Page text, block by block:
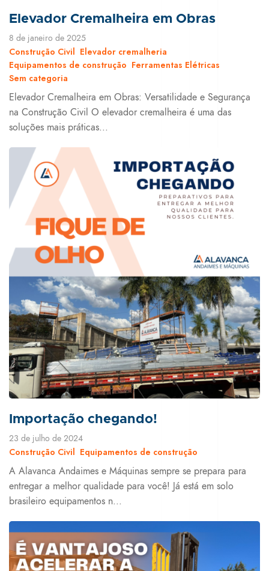
Elevador Cremalheira em Obras
8 de janeiro de 2025
Construção Civil Elevador cremalheria
Equipamentos de construção Ferramentas Elétricas
Sem categoria
Elevador Cremalheira em Obras: Versatilidade e Segurança
na Construção Civil O elevador cremalheira é uma das
soluções mais práticas...
Importação chegando!
23 de julho de 2024
Construção Civil Equipamentos de construção
A Alavanca Andaimes e Máquinas sempre se prepara para
entregar a melhor qualidade para você! Já está em solo
brasileiro equipamentos n...